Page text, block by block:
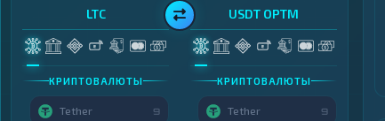
LTC
КРИПТОВАЛЮТЫ
Tether 9
USDT OPTM
КРИПТОВАЛЮТЫ
Tether 9